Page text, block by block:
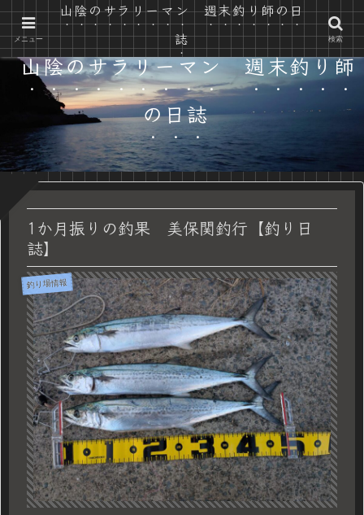
山陰の自然で遊ぶ カヤック と 釣り と 時々 自転車
山陰のサラリーマン 週末釣り師
の日誌
1か月振りの釣果 美保関釣行【釣り日
誌】
釣り場情報
メニュー
山陰のサラリーマン 週末釣り師の日
誌
検索